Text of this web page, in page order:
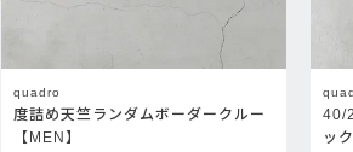
quadro
度詰め天竺ランダムボーダークルー
【MEN】
40/
ッ